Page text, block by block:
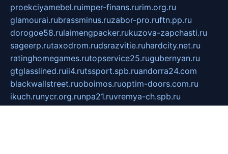
proekciyamebel.ruimper-finans.rurim.org.ru
glamourai.rubrassminus.ruzabor-pro.ruftn.pp.ru
dorogoe58.rulaimengpacker.rukuzova-zapchasti.ru
sageerp.rutaxodrom.rudsrazvitie.ruhardcity.net.ru
ratinghomegames.rutopservice25.rugubernyan.ru
gtglasslined.ruii4.rutssport.spb.ruandorra24.com
blackwallstreet.ruoboimos.ruoptim-doors.com.ru
ikuch.runycr.org.runpa21.ruvremya-ch.spb.ru